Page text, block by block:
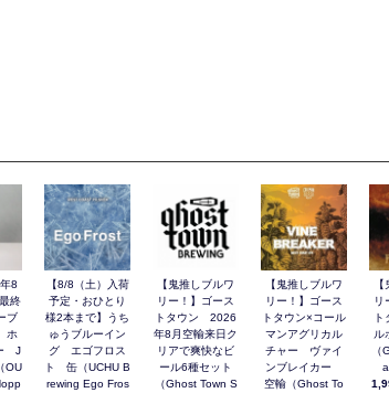
8
終
ブ
ホ
J
OU
【8/8（土）入荷
予定・おひとり
様2本まで】うち
ゅうブルーイン
グ エゴフロス
ト 缶（UCHU B
rewing Ego Fros
【鬼推しブルワ
リー！】ゴース
トタウン 2026
年8月空輸来日ク
リアで爽快なビ
ール6種セット
（Ghost Town S
【鬼推しブルワ
リー！】ゴース
トタウン×コール
マンアグリカル
チャー ヴァイ
ンブレイカー
空輸（Ghost To
リ
ル
（